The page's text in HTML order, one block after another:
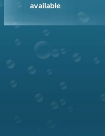
available